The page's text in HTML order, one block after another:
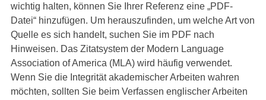
wichtig halten, können Sie Ihrer Referenz eine „PDF-
Datei“ hinzufügen. Um herauszufinden, um welche Art von
Quelle es sich handelt, suchen Sie im PDF nach
Hinweisen. Das Zitatsystem der Modern Language
Association of America (MLA) wird häufig verwendet.
Wenn Sie die Integrität akademischer Arbeiten wahren
möchten, sollten Sie beim Verfassen englischer Arbeiten